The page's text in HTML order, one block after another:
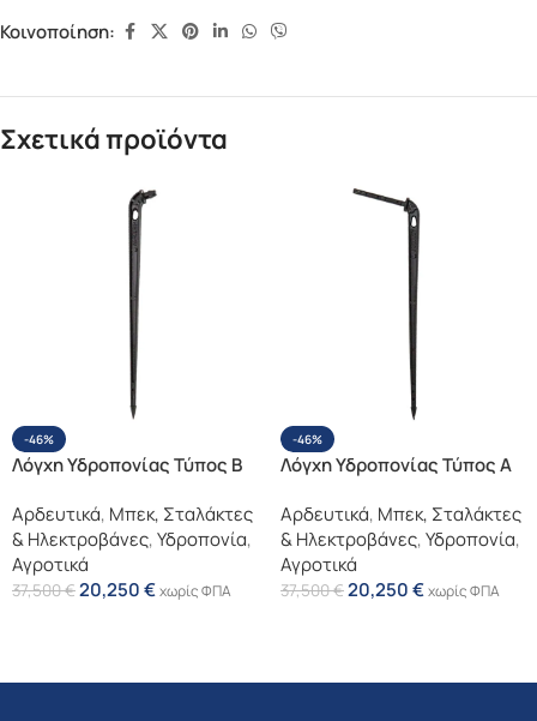
Κοινοποίηση:
Σχετικά προϊόντα
-46%
Λόγχη Υδροπονίας Τύπος Β
Αρδευτικά, Μπεκ, Σταλάκτες
& Ηλεκτροβάνες,Υδροπονία,
Αγροτικά
37,500€20,250€χωρίς ΦΠΑ
-46%
Λόγχη Υδροπονίας Τύπος Α
Αρδευτικά, Μπεκ, Σταλάκτες
& Ηλεκτροβάνες,Υδροπονία,
Αγροτικά
37,500€20,250€χωρίς ΦΠΑ